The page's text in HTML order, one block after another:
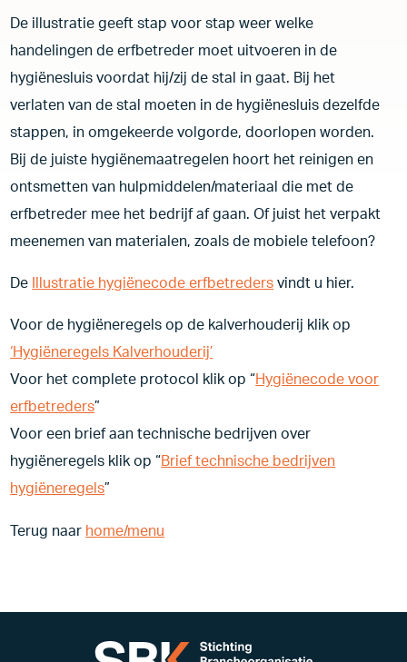
De illustratie geeft stap voor stap weer welke
handelingen de erfbetreder moet uitvoeren in de
hygiënesluis voordat hij/zij de stal in gaat. Bij het
verlaten van de stal moeten in de hygiënesluis dezelfde
stappen, in omgekeerde volgorde, doorlopen worden.
Bij de juiste hygiënemaatregelen hoort het reinigen en
ontsmetten van hulpmiddelen/materiaal die met de
erfbetreder mee het bedrijf af gaan. Of juist het verpakt
meenemen van materialen, zoals de mobiele telefoon?
De Illustratie hygiënecode erfbetreders vindt u hier.
Voor de hygiëneregels op de kalverhouderij klik op
‘Hygiëneregels Kalverhouderij’
Voor het complete protocol klik op “Hygiënecode voor
erfbetreders”
Voor een brief aan technische bedrijven over
hygiëneregels klik op “Brief technische bedrijven
hygiëneregels”
Terug naar home/menu